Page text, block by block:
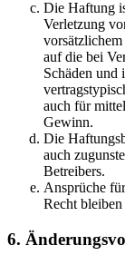
Die Haftung
Verletzung
auf die bei
Schäden und
auch für
Gewinn.
Die
auch
Betreibers.
Ansprüche
Recht
6.